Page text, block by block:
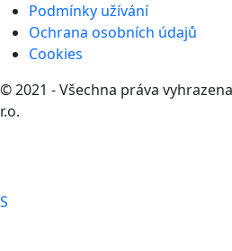
Podmínky užívání
Ochrana osobních údajů
Cookies
© 2021 - Všechna práva
r.o.
S